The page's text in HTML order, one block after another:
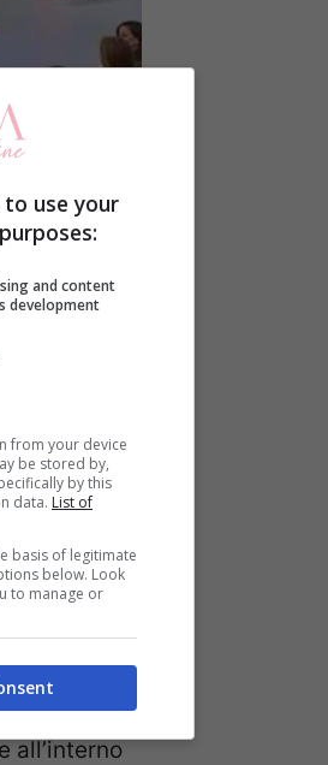
–
e dei
che si
e avendo
di un bel
si lasciano
all’interno
use your
and content
development
from your device
be stored by,
by this
data. List of
basis of legitimate
below. Look
to manage or